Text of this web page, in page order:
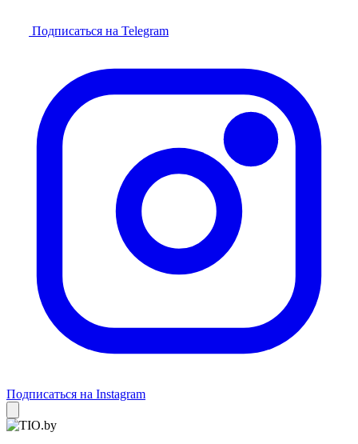
Подписаться на Telegram
Подписаться на Instagram